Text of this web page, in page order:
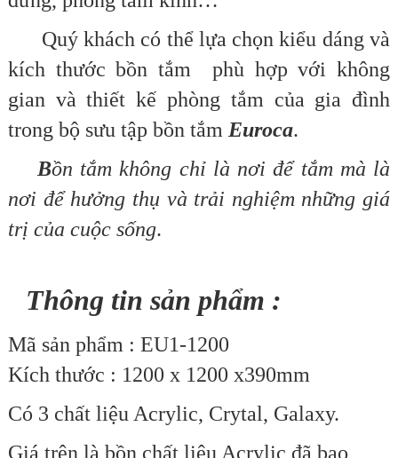
Quý khách có thể lựa chọn kiểu dáng và
kích thước bồn tắm phù hợp với không
gian và thiết kế phòng tắm của gia đình
trong bộ sưu tập bồn tắm Euroca.
Bồn tắm không chỉ là nơi để tắm mà là
nơi để hưởng thụ và trải nghiệm những giá
trị của cuộc sống.
Thông tin sản phẩm :
Mã sản phẩm : EU1-1200
Kích thước : 1200 x 1200 x390mm
Có 3 chất liệu Acrylic, Crytal, Galaxy.
Giá trên là bồn chất liệu Acrylic đã bao